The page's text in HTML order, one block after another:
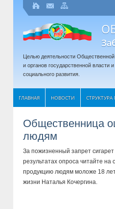
Целью деятельности Общественной
и органов государственной
социального развития.
ГЛАВНАЯ НОВОСТИ
Общественница
людям
За пожизненный запрет
результатах опроса читайте на
продукцию людям моложе 18
жизни Наталья Кочергина.